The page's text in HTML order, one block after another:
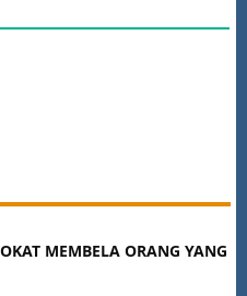
MEMBELA ORANG YANG